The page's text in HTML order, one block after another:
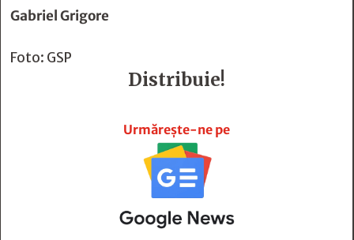
Gabriel Grigore
Foto: GSP
Distribuie!
Urmărește-ne pe